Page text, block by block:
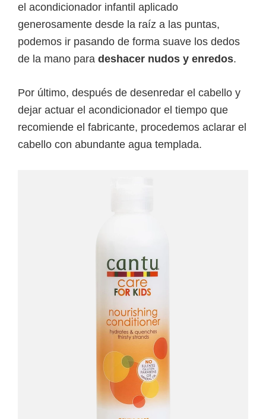
el acondicionador infantil aplicado
generosamente desde la raíz a las puntas,
podemos ir pasando de forma suave los dedos
de la mano para deshacer nudos y enredos.
Por último, después de desenredar el cabello y
dejar actuar el acondicionador el tiempo que
recomiende el fabricante, procedemos aclarar el
cabello con abundante agua templada.